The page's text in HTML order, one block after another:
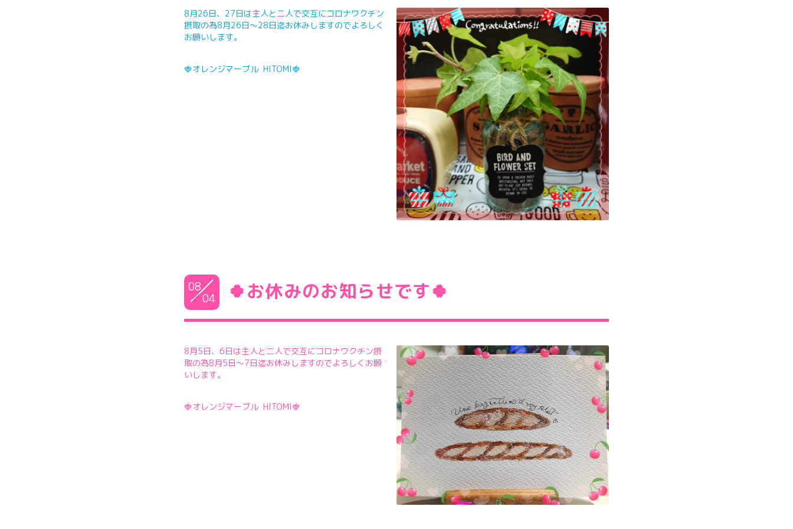
8月26日、27日は主人と二人で交互にコロナワクチン
摂取の為8月26日～28日迄お休みしますのでよろしく
お願いします。
🍓オレンジマーブル HITOMI🍓
08
04 🍀お休みのお知らせです🍀
8月5日、6日は主人と二人で交互にコロナワクチン摂
取の為8月5日～7日迄お休みしますのでよろしくお願
いします。
🍓オレンジマーブル HITOMI🍓